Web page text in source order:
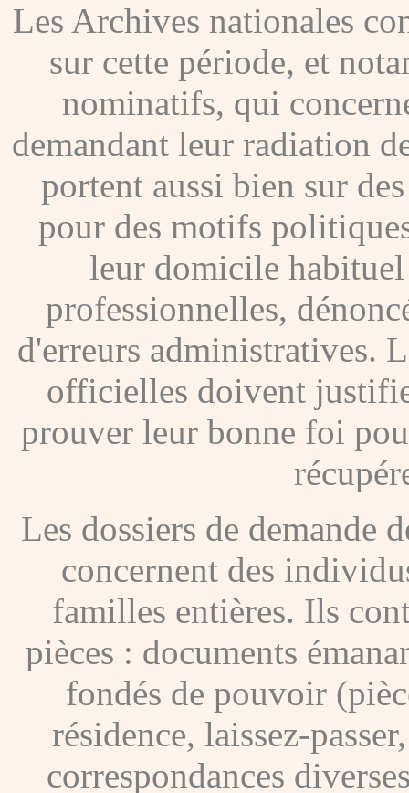
Les Archives nationales
sur cette période, et
nominatifs, qui
demandant leur radiation
portent aussi bien sur
pour des motifs
leur domicile
professionnelles,
d'erreurs administratives.
officielles doivent
prouver leur bonne foi
Les dossiers de demande
concernent des
familles entières. Ils
pièces : documents
fondés de pouvoir
résidence, laissez-
correspondances